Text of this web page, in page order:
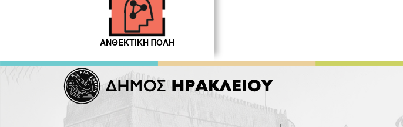
ΑΝΘΕΚΤΙΚΗ ΠΟΛΗ